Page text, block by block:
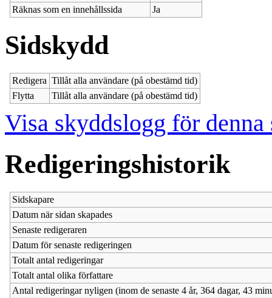
Räknas som en innehållssida
Ja
Sidskydd
Redigera Tillåt alla användare (på obestämd tid)
Flytta
Tillåt alla användare (på obestämd tid)
Visa skyddslogg för denna
Redigeringshistorik
Sidskapare
Datum när sidan skapades
Senaste redigeraren
Datum för senaste redigeringen
Totalt antal redigeringar
Totalt antal olika författare
Antal redigeringar nyligen (inom de senaste 4 år, 364 dagar, 43